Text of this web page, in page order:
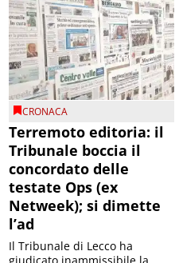
CRONACA
Terremoto editoria: il
Tribunale boccia il
concordato delle
testate Ops (ex
Netweek); si dimette
l’ad
Il Tribunale di Lecco ha
giudicato inammissibile la